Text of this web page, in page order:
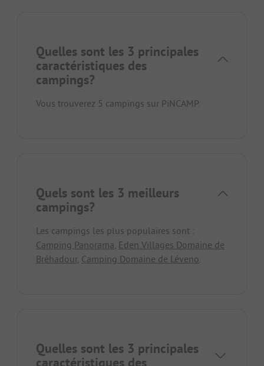
Quelles sont les 3 principales
caractéristiques des
campings?
Vous trouverez 5 campings sur PiNCAMP.
Quels sont les 3 meilleurs
campings?
Les campings les plus populaires sont :
Camping Panorama, Eden Villages Domaine de
Bréhadour, Camping Domaine de Léveno.
Quelles sont les 3 principales
caractéristiques des